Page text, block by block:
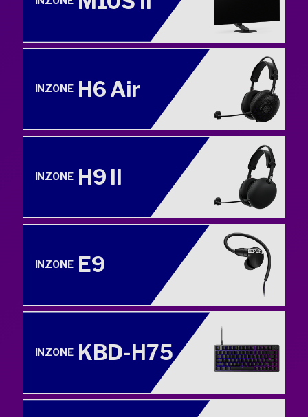
INZONE H6 Air
INZONE H9 II
INZONE E9
INZONE KBD-H75